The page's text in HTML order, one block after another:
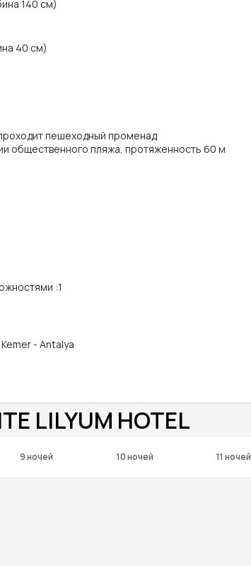
140 см)
40 см)
пешеходный променад
общественного пляжа, протяженность 60 м
:1
- Antalya
LILYUM HOTEL
9 ночей 10 ночей 11 ночей